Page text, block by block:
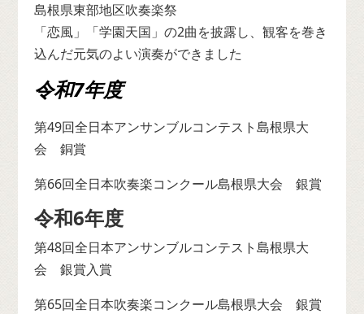
島根県東部地区吹奏楽祭
「恋風」「学園天国」の2曲を披露し、観客を巻き
込んだ元気のよい演奏ができました
令和7年度
第49回全日本アンサンブルコンテスト島根県大
会 銅賞
第66回全日本吹奏楽コンクール島根県大会 銀賞
令和6年度
第48回全日本アンサンブルコンテスト島根県大
会 銀賞入賞
第65回全日本吹奏楽コンクール島根県大会 銀賞